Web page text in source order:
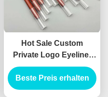
Hot Sale Custom
Private Logo Eyeliner
Bleistift Behälter Blasen
Bleistift schlanke leere
Lippe Liner Tube
Beste Preis erhalten